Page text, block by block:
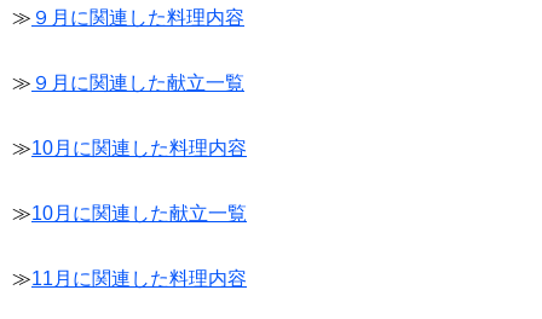
≫ ９月に関連した料理内容
≫ ９月に関連した献立一覧
≫10月に関連した料理内容
≫10月に関連した献立一覧
≫11月に関連した料理内容